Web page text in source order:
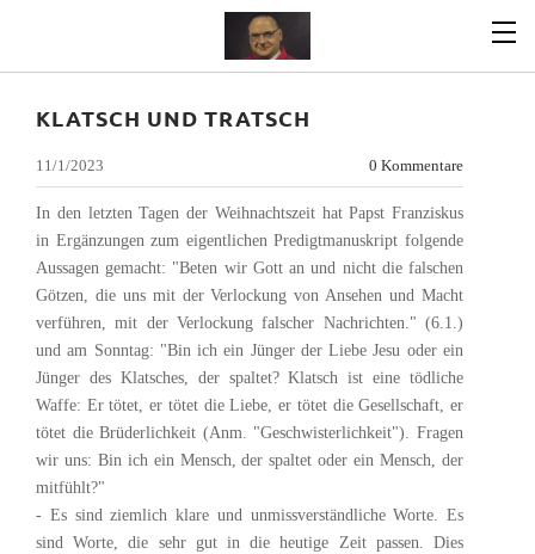
KLATSCH UND TRATSCH
11/1/2023 0 Kommentare
In den letzten Tagen der Weihnachtszeit hat Papst Franziskus
in Ergänzungen zum eigentlichen Predigtmanuskript folgende
Aussagen gemacht: "Beten wir Gott an und nicht die falschen
Götzen, die uns mit der Verlockung von Ansehen und Macht
verführen, mit der Verlockung falscher Nachrichten." (6.1.)
und am Sonntag: "Bin ich ein Jünger der Liebe Jesu oder ein
Jünger des Klatsches, der spaltet? Klatsch ist eine tödliche
Waffe: Er tötet, er tötet die Liebe, er tötet die Gesellschaft, er
tötet die Brüderlichkeit (Anm. "Geschwisterlichkeit"). Fragen
wir uns: Bin ich ein Mensch, der spaltet oder ein Mensch, der
mitfühlt?"
- Es sind ziemlich klare und unmissverständliche Worte. Es
sind Worte, die sehr gut in die heutige Zeit passen. Dies